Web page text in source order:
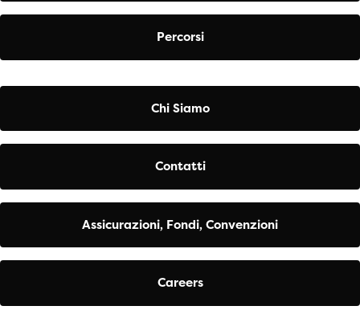
Percorsi
Chi Siamo
Contatti
Assicurazioni, Fondi, Convenzioni
Careers